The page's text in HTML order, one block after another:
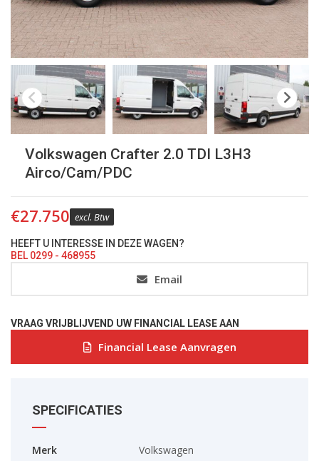
Volkswagen Crafter 2.0 TDI L3H3
Airco/Cam/PDC
€27.750 excl. Btw
HEEFT U INTERESSE IN DEZE WAGEN?
BEL 0299 - 468955
Email
VRAAG VRIJBLIJVEND UW FINANCIAL LEASE AAN
Financial Lease Aanvragen
SPECIFICATIES
Merk
Volkswagen